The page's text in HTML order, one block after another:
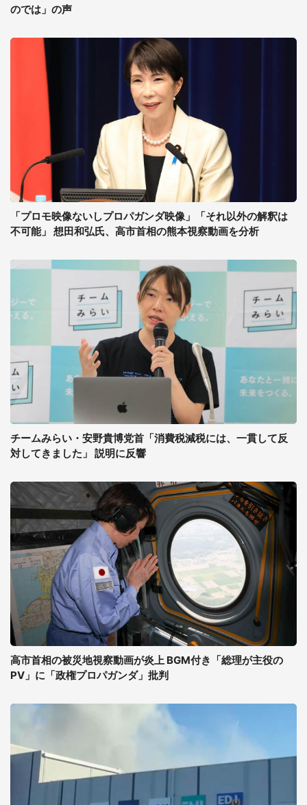
のでは」の声
「プロモ映像ないしプロパガンダ映像」「それ以外の解釈は
不可能」 想田和弘氏、高市首相の熊本視察動画を分析
チームみらい・安野貴博党首「消費税減税には、一貫して反
対してきました」 説明に反響
高市首相の被災地視察動画が炎上 BGM付き「総理が主役の
PV」に「政権プロパガンダ」批判